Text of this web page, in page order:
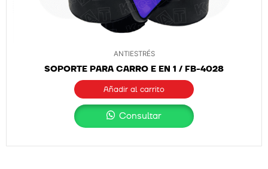
ANTIESTRÉS
SOPORTE PARA CARRO E EN 1 / FB-4028
Añadir al carrito
Consultar